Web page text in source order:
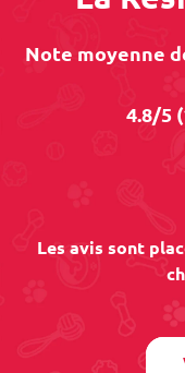
Note moyenne
4.8/5
Les avis sont